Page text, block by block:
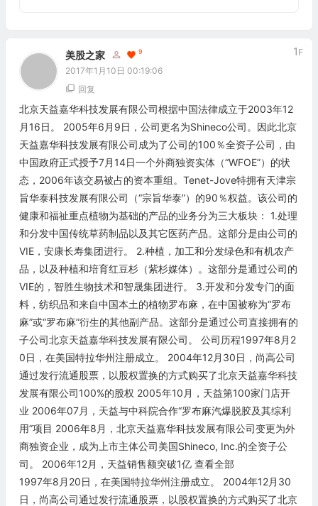
美股之家 9
2017年1月10日 00:19:06
1 F
回复
北京天益嘉华科技发展有限公司根据中国法律成立于2003年12
月16日。 2005年6月9日，公司更名为Shineco公司。因此北京
天益嘉华科技发展有限公司成为了公司的100％全资子公司，由
中国政府正式授予7月14日一个外商独资实体（“WFOE”）的状
态，2006年该交易被占的资本重组。Tenet-Jove特拥有天津宗
旨华泰科技发展有限公司（“宗旨华泰”）的90％权益。该公司的
健康和福祉重点植物为基础的产品的业务分为三大板块： 1.处理
和分发中国传统草药制品以及其它医药产品。这部分是由公司的
VIE，安康长寿集团进行。 2.种植，加工和分发绿色和有机农产
品，以及种植和培育红豆杉（紫杉媒体）。这部分是通过公司的
VIE的，智胜生物技术和智晟集团进行。 3.开发和分发专门的面
料，纺织品和来自中国本土的植物罗布麻，在中国被称为“罗布
麻”或“罗布麻”衍生的其他副产品。这部分是通过公司直接拥有的
子公司北京天益嘉华科技发展有限公司。 公司历程1997年8月2
0日，在美国特拉华州注册成立。 2004年12月30日，尚高公司
通过发行流通股票，以股权置换的方式购买了北京天益嘉华科技
发展有限公司100%的股权 2005年10月，天益第100家门店开
业 2006年07月，天益与中科院合作“罗布麻汽爆脱胶及其综利
用”项目 2006年8月，北京天益嘉华科技发展有限公司变更为外
商独资企业，成为上市主体公司美国Shineco, Inc.的全资子公
司。 2006年12月，天益销售额突破1亿 查看全部
1997年8月20日，在美国特拉华州注册成立。 2004年12月30
日，尚高公司通过发行流通股票，以股权置换的方式购买了北京